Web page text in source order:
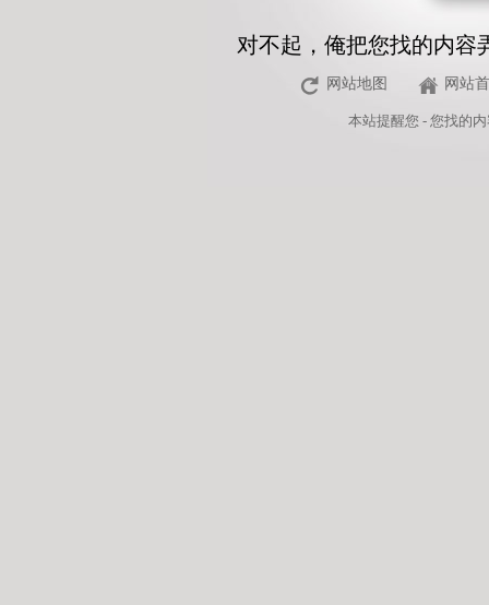
对不起，俺把您找的内容
网站地图 网站
本站提醒您 - 您找的